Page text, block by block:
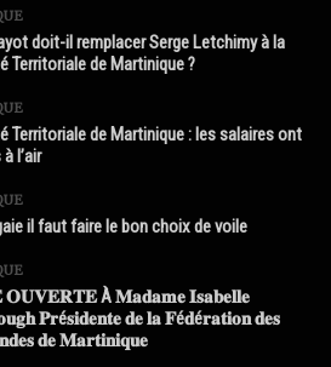
doit-il remplacer Serge Letchimy à la
Territoriale de Martinique ?
Territoriale de Martinique : les salaires ont
l’air
il faut faire le bon choix de voile
À 𝐌𝐚𝐝𝐚𝐦𝐞 𝐈𝐬𝐚𝐛𝐞𝐥𝐥𝐞
𝐏𝐫é𝐬𝐢𝐝𝐞𝐧𝐭𝐞 𝐝𝐞 𝐥𝐚 𝐅é𝐝é𝐫𝐚𝐭𝐢𝐨𝐧 𝐝𝐞𝐬
𝐝𝐞 𝐌𝐚𝐫𝐭𝐢𝐧𝐢𝐪𝐮𝐞